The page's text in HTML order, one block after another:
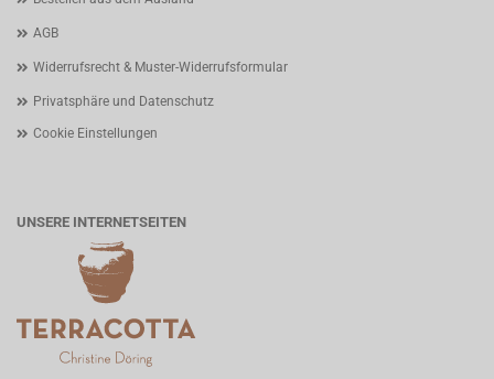
AGB
Widerrufsrecht & Muster-Widerrufsformular
Privatsphäre und Datenschutz
Cookie Einstellungen
UNSERE INTERNETSEITEN